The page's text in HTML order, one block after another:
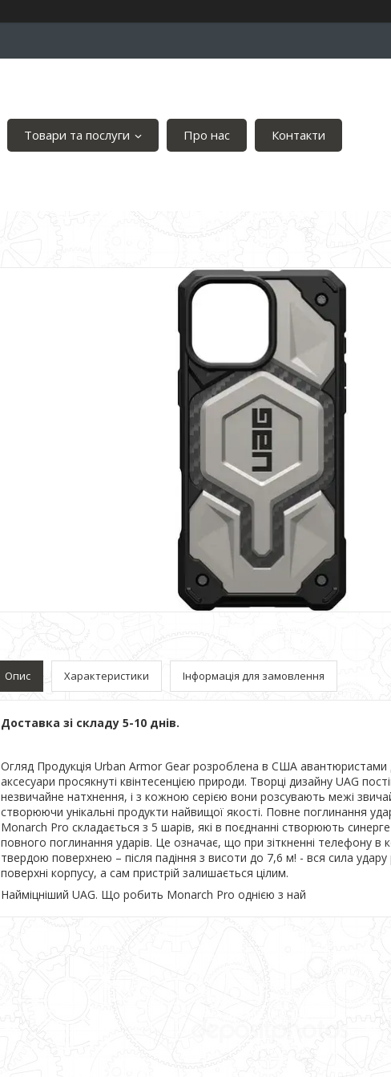
Товари та послуги Про нас Контакти
Опис Характеристики Інформація для замовлення
Доставка зі складу 5-10 днів.
Огляд Продукція Urban Armor Gear розроблена в США авантюристами
аксесуари просякнуті квінтесенцією природи. Творці дизайну UAG
незвичайне натхнення, і з кожною серією вони розсувають межі
створюючи унікальні продукти найвищої якості. Повне поглинання
Monarch Pro складається з 5 шарів, які в поєднанні створюють
повного поглинання ударів. Це означає, що при зіткненні телефону в
твердою поверхнею – після падіння з висоти до 7,6 м! - вся сила удару
поверхні корпусу, а сам пристрій залишається цілим.
Найміцніший UAG. Що робить Monarch Pro однією з най